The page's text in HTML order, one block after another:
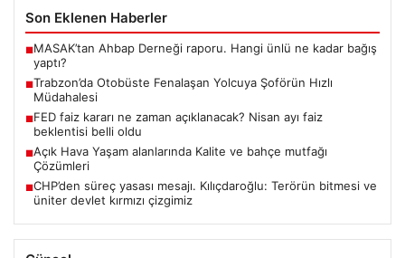
Son Eklenen Haberler
■MASAK’tan Ahbap Derneği raporu. Hangi ünlü ne kadar bağış
yaptı?
■Trabzon’da Otobüste Fenalaşan Yolcuya Şoförün Hızlı
Müdahalesi
■FED faiz kararı ne zaman açıklanacak? Nisan ayı faiz
beklentisi belli oldu
■Açık Hava Yaşam alanlarında Kalite ve bahçe mutfağı
Çözümleri
■CHP’den süreç yasası mesajı. Kılıçdaroğlu: Terörün bitmesi ve
üniter devlet kırmızı çizgimiz